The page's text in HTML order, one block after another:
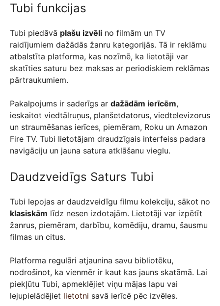
Tubi funkcijas
Tubi piedāvā plašu izvēli no filmām un TV
raidījumiem dažādās žanru kategorijās. Tā ir reklāmu
atbalstīta platforma, kas nozīmē, ka lietotāji var
skatīties saturu bez maksas ar periodiskiem reklāmas
pārtraukumiem.
Pakalpojums ir saderīgs ar dažādām ierīcēm,
ieskaitot viedtālruņus, planšetdatorus, viedtelevizorus
un straumēšanas ierīces, piemēram, Roku un Amazon
Fire TV. Tubi lietotājam draudzīgais interfeiss padara
navigāciju un jauna satura atklāšanu vieglu.
Daudzveidīgs Saturs Tubi
Tubi lepojas ar daudzveidīgu filmu kolekciju, sākot no
klasiskām līdz nesen izdotajām. Lietotāji var izpētīt
žanrus, piemēram, darbību, komēdiju, dramu, šausmu
filmas un citus.
Platforma regulāri atjaunina savu bibliotēku,
nodrošinot, ka vienmēr ir kaut kas jauns skatāmā. Lai
piekļūtu Tubi, apmeklējiet viņu mājas lapu vai
lejupielādējiet lietotni savā ierīcē pēc izvēles.